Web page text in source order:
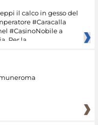
il calco in gesso del
#Caracalla
#CasinoNobile a
Per la